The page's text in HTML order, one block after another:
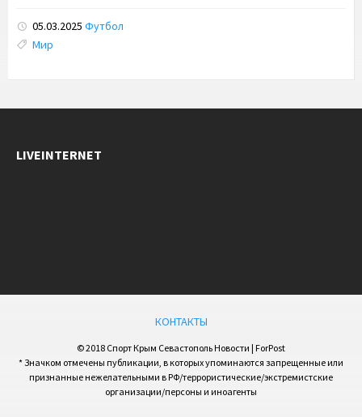
05.03.2025 Футбол
Tags:
Мир
LIVEINTERNET
КОНТАКТЫ
© 2018 Спорт Крым Севастополь Новости | ForPost
* Значком отмечены публикации, в которых упоминаются запрещенные или
признанные нежелательными в РФ/террористические/экстремистские
организации/персоны и иноагенты